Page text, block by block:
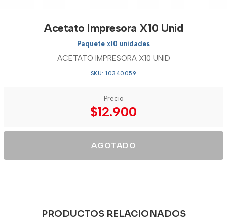
Acetato Impresora X10 Unid
Paquete x10 unidades
ACETATO IMPRESORA X10 UNID
SKU: 10340059
Precio
$12.900
AGOTADO
PRODUCTOS RELACIONADOS